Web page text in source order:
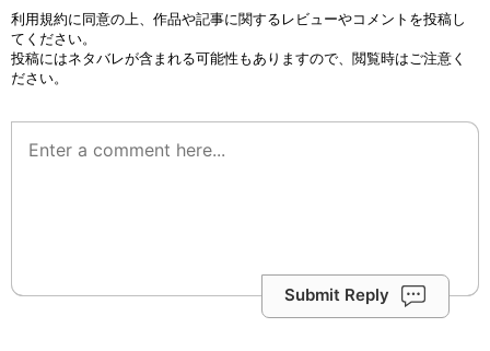
利用規約に同意の上、作品や記事に関するレビューやコメントを投稿し
てください。
投稿にはネタバレが含まれる可能性もありますので、閲覧時はご注意く
ださい。
Submit Reply